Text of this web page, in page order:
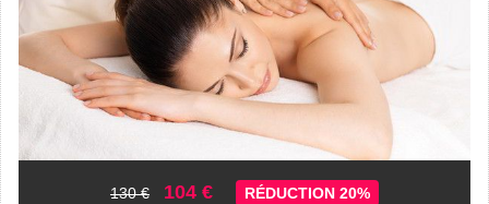
130 € 104 € RÉDUCTION 20%